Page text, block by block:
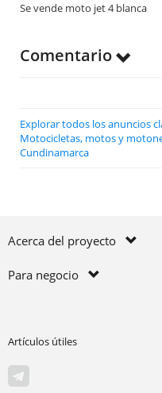
Se vende moto jet 4 blanca
Comentario
Explorar todos los anuncios
Motocicletas, motos y
Cundinamarca
Acerca del proyecto
Para negocio
Artículos útiles